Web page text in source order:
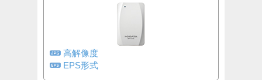
高解像度
EPS形式